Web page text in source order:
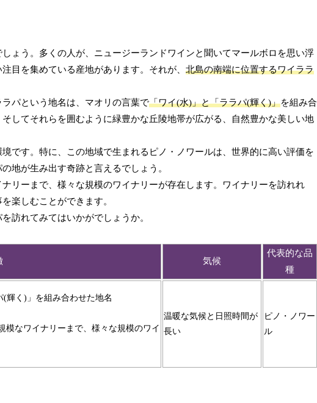
ょう。多くの人が、ニュージーランドワインと聞いてマールボロを思い浮
目を集めている産地があります。それが、 北島の南端に位置するワイララ
パという地名は、マオリの言葉で「ワイ(水)」と「ララパ(輝く)」を組み合
してそれらを囲むように緑豊かな丘陵地帯が広がる、自然豊かな美しい地
です。特に、この地域で生まれるピノ・ノワールは、世界的に高い評価を
地が生み出す奇跡と言えるでしょう。
リーまで、様々な規模のワイナリーが存在します。ワイナリーを訪れれ
楽しむことができます。
訪れてみてはいかがでしょうか。
気候
代表的な品
種
輝く)」を組み合わせた地名
模なワイナリーまで、様々な規模のワイ
温暖な気候と日照時間が
長い
ピノ・ノワー
ル